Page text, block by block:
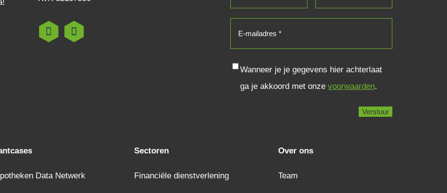
Consent
Wanneer je je gegevens hier achterlaat
ga je akkoord met onze voorwaarden.
Data Netwerk
Sectoren
Financiële dienstverlening
Over ons
Team